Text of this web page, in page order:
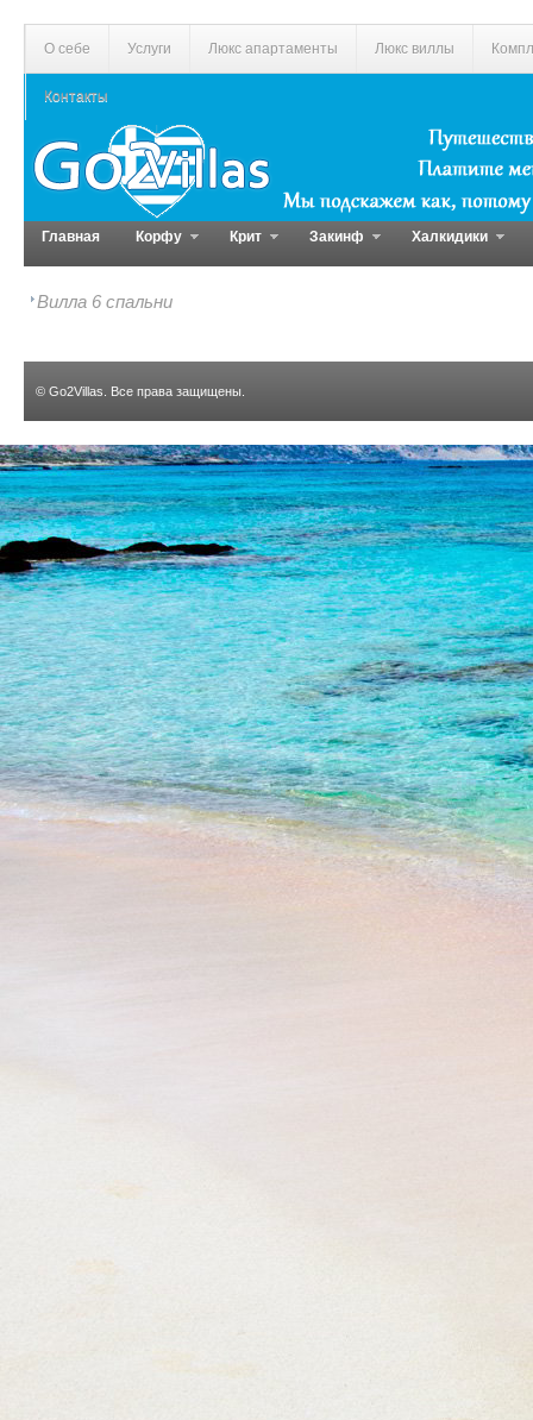
О себе Услуги Люкс апартаменты Люкс виллы
Контакты
Главная Корфу Крит Закинф Халкидики
Вилла 6 спальни
© Go2Villas . Все права защищены.